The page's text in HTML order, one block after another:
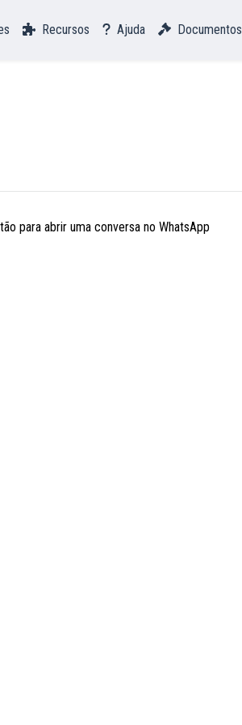
Recursos Ajuda Documentos
para abrir uma conversa no WhatsApp